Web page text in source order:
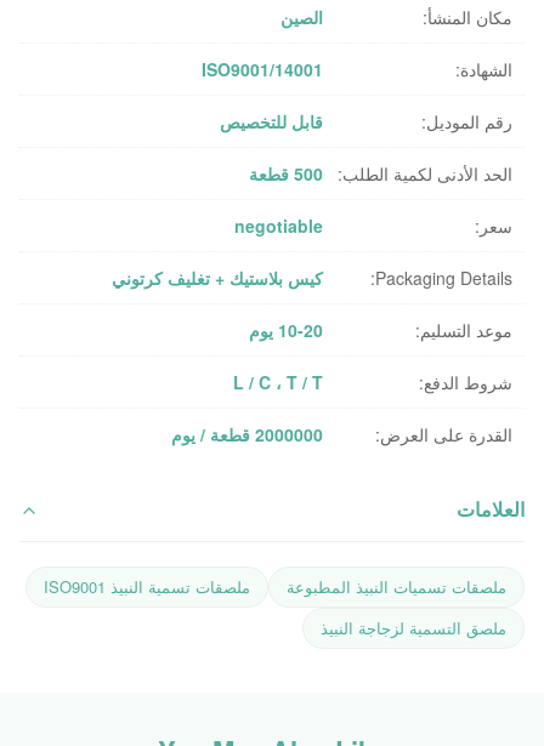
مكان المنشأ: الصين
الشهادة: ISO9001/14001
رقم الموديل: قابل للتخصيص
الحد الأدنى لكمية الطلب: 500 قطعة
سعر: negotiable
Packaging Details: كيس بلاستيك + تغليف كرتوني
موعد التسليم: 10-20 يوم
شروط الدفع: L / C ، T / T
القدرة على العرض: 2000000 قطعة / يوم
العلامات
ملصقات تسميات النبيذ المطبوعة
ملصقات تسمية النبيذ ISO9001
ملصق التسمية لزجاجة النبيذ